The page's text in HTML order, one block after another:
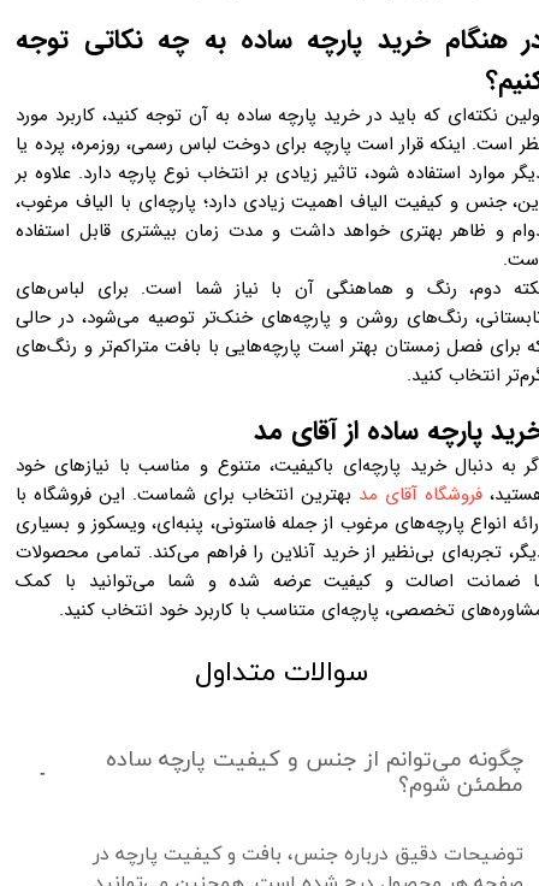
هنگام خرید پارچه ساده به چه نکاتی توجه
نکته‌ای که باید در خرید پارچه ساده به آن توجه کنید، کاربرد مورد
است. اینکه قرار است پارچه برای دوخت لباس رسمی، روزمره، پرده یا
موارد استفاده شود، تاثیر زیادی بر انتخاب نوع پارچه دارد. علاوه بر
جنس و کیفیت الیاف اهمیت زیادی دارد؛ پارچه‌ای با الیاف مرغوب،
و ظاهر بهتری خواهد داشت و مدت زمان بیشتری قابل استفاده
دوم، رنگ و هماهنگی آن با نیاز شما است. برای لباس‌های
رنگ‌های روشن و پارچه‌های خنک‌تر توصیه می‌شود، در حالی
برای فصل زمستان بهتر است پارچه‌هایی با بافت متراکم‌تر و رنگ‌های
انتخاب کنید.
پارچه ساده از آقای مد
به دنبال خرید پارچه‌ای باکیفیت، متنوع و مناسب با نیازهای خود
فروشگاه آقای مد بهترین انتخاب برای شماست. این فروشگاه با
انواع پارچه‌های مرغوب از جمله فاستونی، پنبه‌ای، ویسکوز و بسیاری
تجربه‌ای بی‌نظیر از خرید آنلاین را فراهم می‌کند. تمامی محصولات
ضمانت اصالت و کیفیت عرضه شده و شما می‌توانید با کمک
تخصصی، پارچه‌ای متناسب با کاربرد خود انتخاب کنید.
سوالات متداول
چگونه می‌توانم از جنس و کیفیت پارچه ساده
مطمئن شوم؟